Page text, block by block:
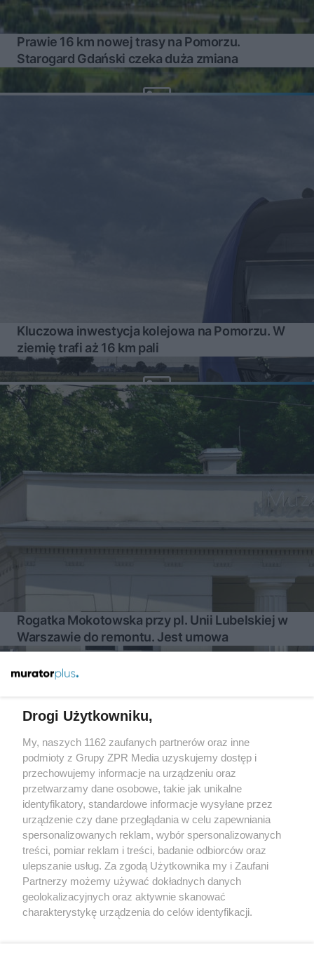
Prawie 16 km nowej trasy na Pomorzu.
Starogard Gdański czeka duża zmiana
Kluczowa inwestycja kolejowa na Pomorzu. W
ziemię trafi aż 16 km pali
Rogatka Mokotowska przy pl. Unii Lubelskiej w
Warszawie do remontu. Jest umowa
Żaden utwór zamieszczony w serwisie nie może być powielany i
rozpowszechniany lub dalej rozpowszechniany w jakikolwiek
sposób (w tym także elektroniczny lub mechaniczny) na
jakimkolwiek polu eksploatacji w jakiejkolwiek formie, włącznie z
umieszczaniem w Internecie bez pisemnej zgody właściciela praw.
Jakiekolwiek użycie lub wykorzystanie utworów w całości lub w
części z naruszeniem prawa, tzn. bez właściwej zgody, jest
zabronione pod groźbą kary i może być ścigane prawnie.
Drogi Użytkowniku,
My, naszych 1162 zaufanych partnerów oraz inne
podmioty z Grupy ZPR Media uzyskujemy dostęp i
przechowujemy informacje na urządzeniu oraz
przetwarzamy dane osobowe, takie jak unikalne
identyfikatory, standardowe informacje wysyłane przez
urządzenie czy dane przeglądania w celu zapewniania
spersonalizowanych reklam, wybór spersonalizowanych
treści, pomiar reklam i treści, badanie odbiorców oraz
ulepszanie usług. Za zgodą Użytkownika my i Zaufani
Partnerzy możemy używać dokładnych danych
geolokalizacyjnych oraz aktywnie skanować
charakterystykę urządzenia do celów identyfikacji.